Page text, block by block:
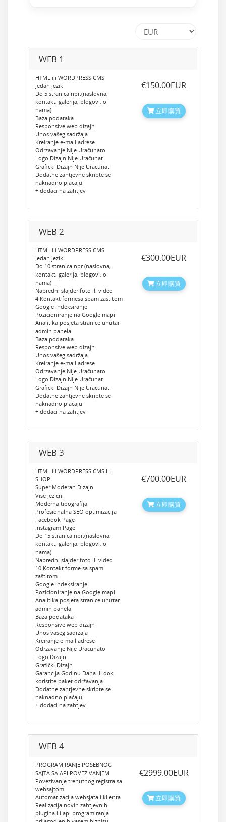
WEB 1
HTML ili WORDPRESS CMS
Jedan jezik
Do 5 stranica npr.(naslovna,
kontakt, galerija, blogovi, o
nama)
Baza podataka
Responsive web dizajn
Unos vašeg sadržaja
Kreiranje e-mail adrese
Odrzavanje Nije Uračunato
Logo Dizajn Nije Uračunat
Grafički Dizajn Nije Uračunat
Dodatne zahtjevne skripte se
naknadno plaćaju
+ dodaci na zahtjev
‎€150.00EUR
立即購買
WEB 2
HTML ili WORDPRESS CMS
Jedan jezik
Do 10 stranica npr.(naslovna,
kontakt, galerija, blogovi, o
nama)
Napredni slajder foto ili video
4 Kontakt formesa spam zaštitom
Google indeksiranje
Pozicioniranje na Google mapi
Analitika posjeta stranice unutar
admin panela
Baza podataka
Responsive web dizajn
Unos vašeg sadržaja
Kreiranje e-mail adrese
Odrzavanje Nije Uračunato
Logo Dizajn Nije Uračunat
Grafički Dizajn Nije Uračunat
Dodatne zahtjevne skripte se
naknadno plaćaju
+ dodaci na zahtjev
‎€300.00EUR
立即購買
WEB 3
HTML ili WORDPRESS CMS ILI
SHOP
Super Moderan Dizajn
Više jezični
Moderna tipografija
Profesionalna SEO optimizacija
Facebook Page
Instagram Page
Do 15 stranica npr.(naslovna,
kontakt, galerija, blogovi, o
nama)
Napredni slajder foto ili video
10 Kontakt forme sa spam
zaštitom
Google indeksiranje
Pozicioniranje na Google mapi
Analitika posjeta stranice unutar
admin panela
Baza podataka
Responsive web dizajn
Unos vašeg sadržaja
Kreiranje e-mail adrese
Odrzavanje Nije Uračunato
Logo Dizajn
Grafički Dizajn
Garancija Godinu Dana ili dok
koristite paket održavanja
Dodatne zahtjevne skripte se
naknadno plaćaju
+ dodaci na zahtjev
‎€700.00EUR
立即購買
WEB 4
PROGRAMIRANJE POSEBNOG
SAJTA SA API POVEZIVANJEM
Povezivanje trenutnog registra sa
websajtom
Automatizacija websjata i klienta
Realizacija novih zahtjevnih
plugina ili api programiranja
‎€2999.00EUR
立即購買